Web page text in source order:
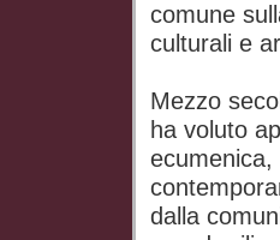
comune
culturali e
Mezzo
ha voluto
dalla